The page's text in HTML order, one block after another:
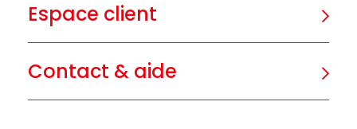
Espace client
Contact & aide